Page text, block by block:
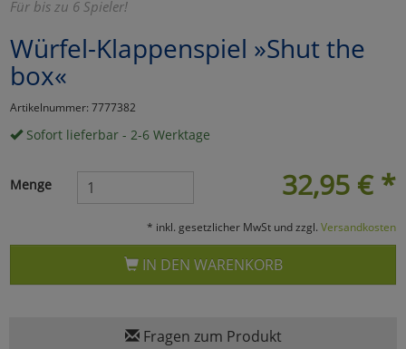
Für bis zu 6 Spieler!
Würfel-Klappenspiel »Shut the
box«
Artikelnummer: 7777382
Sofort lieferbar - 2-6 Werktage
32,95 € *
Menge
* inkl. gesetzlicher MwSt und zzgl. Versandkosten
IN DEN WARENKORB
Fragen zum Produkt
Umfragetools
Einstellungen speichern
zurückzu Haupptseite